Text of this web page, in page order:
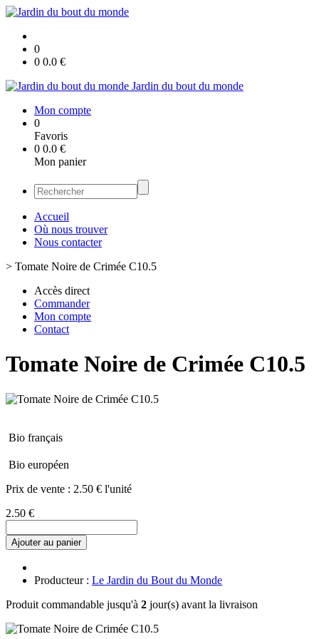
0
0 0.0 €
Jardin du bout du monde
Mon compte
0
Favoris
0 0.0 €
Mon panier
Accueil
Où nous trouver
Nous contacter
> Tomate Noire de Crimée C10.5
Accès direct
Commander
Mon compte
Contact
Tomate Noire de Crimée C10.5
Bio français
Bio européen
Prix de vente : 2.50 € l'unité
2.50 €
Ajouter au panier
Producteur : Le Jardin du Bout du Monde
Produit commandable jusqu'à 2 jour(s) avant la livraison